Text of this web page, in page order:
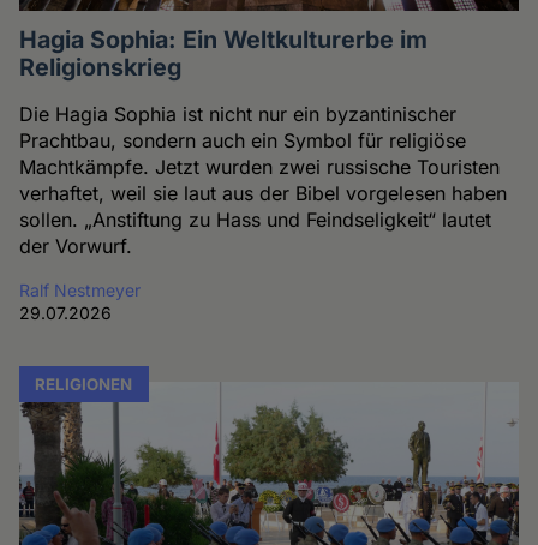
Hagia Sophia: Ein Weltkulturerbe im
Religionskrieg
Die Hagia Sophia ist nicht nur ein byzantinischer
Prachtbau, sondern auch ein Symbol für religiöse
Machtkämpfe. Jetzt wurden zwei russische Touristen
verhaftet, weil sie laut aus der Bibel vorgelesen haben
sollen. „Anstiftung zu Hass und Feindseligkeit“ lautet
der Vorwurf.
Ralf Nestmeyer
29.07.2026
RELIGIONEN